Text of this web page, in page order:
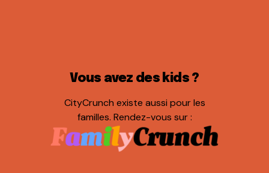
Vous avez des kids ?
CityCrunch existe aussi pour les
familles. Rendez-vous sur :